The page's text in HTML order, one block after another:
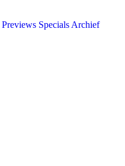
Previews Specials Archief